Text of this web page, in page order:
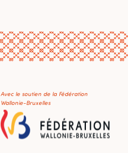
Avec le soutien de la Fédération
Wallonie-Bruxelles